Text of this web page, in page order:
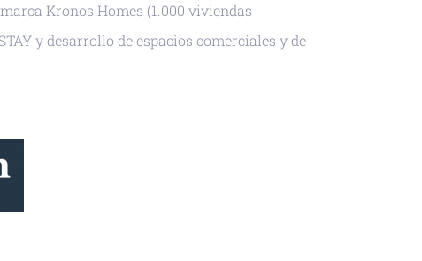
Kronos Homes (1.000 viviendas
y desarrollo de espacios comerciales y de